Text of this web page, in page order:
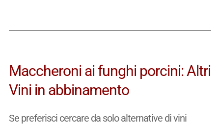
Maccheroni ai funghi porcini: Altri
Vini in abbinamento
Se preferisci cercare da solo alternative di vini